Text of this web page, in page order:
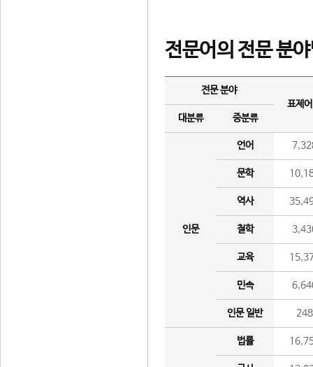
전문어의 전문 분
전문 분야
표제
대분류
중분류
인문
언어
문학
역사
철학
교육
민속
인문 일반 248
법률